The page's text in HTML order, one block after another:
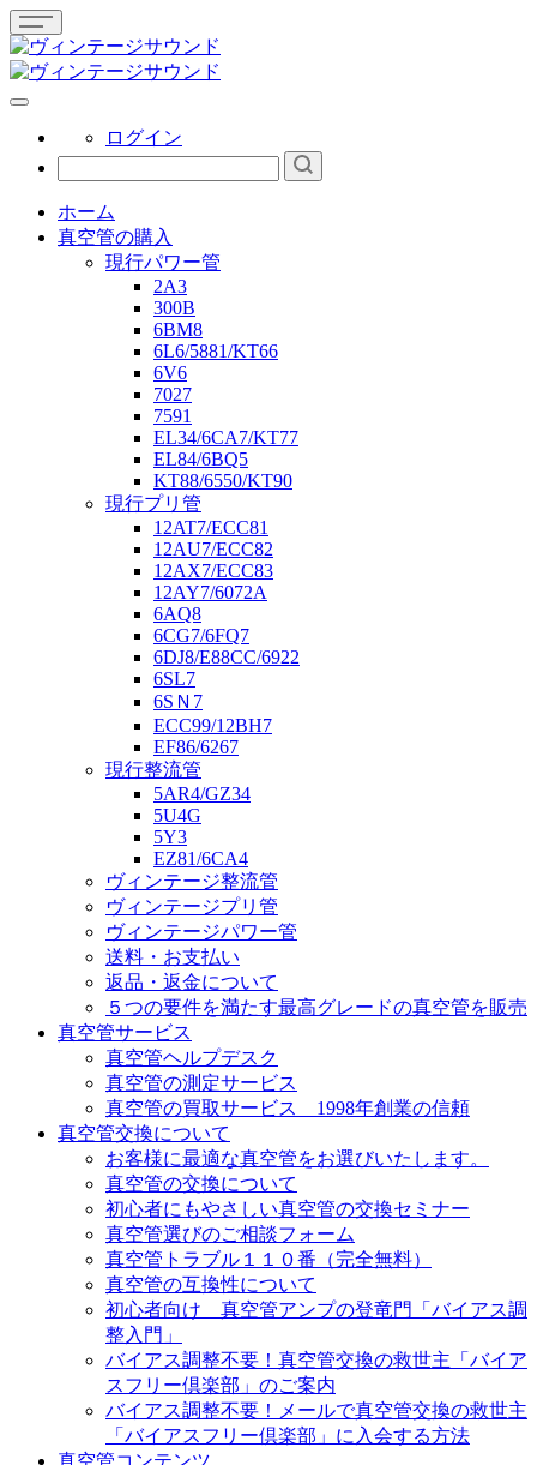
ログイン
ホーム
真空管の購入
現行パワー管
2A3
300B
6BM8
6L6/5881/KT66
6V6
7027
7591
EL34/6CA7/KT77
EL84/6BQ5
KT88/6550/KT90
現行プリ管
12AT7/ECC81
12AU7/ECC82
12AX7/ECC83
12AY7/6072A
6AQ8
6CG7/6FQ7
6DJ8/E88CC/6922
6SL7
6SＮ7
ECC99/12BH7
EF86/6267
現行整流管
5AR4/GZ34
5U4G
5Y3
EZ81/6CA4
ヴィンテージ整流管
ヴィンテージプリ管
ヴィンテージパワー管
送料・お支払い
返品・返金について
５つの要件を満たす最高グレードの真空管を販売
真空管サービス
真空管ヘルプデスク
真空管の測定サービス
真空管の買取サービス 1998年創業の信頼
真空管交換について
お客様に最適な真空管をお選びいたします。
真空管の交換について
初心者にもやさしい真空管の交換セミナー
真空管選びのご相談フォーム
真空管トラブル１１０番（完全無料）
真空管の互換性について
初心者向け 真空管アンプの登竜門「バイアス調
整入門」
バイアス調整不要！真空管交換の救世主「バイア
スフリー倶楽部」のご案内
バイアス調整不要！メールで真空管交換の救世主
「バイアスフリー倶楽部」に入会する方法
真空管コンテンツ